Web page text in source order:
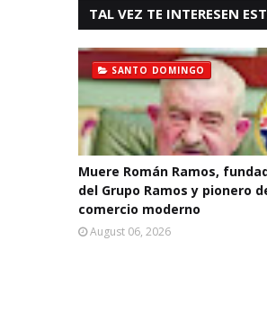
TAL VEZ TE INTERESEN
SANTO DOMINGO
Muere Román Ramos,
del Grupo Ramos y pionero
comercio moderno
August 06, 2026